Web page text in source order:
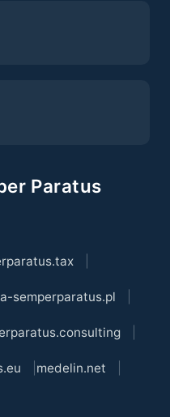
Paratus
semperparatus.pl
medelin.net